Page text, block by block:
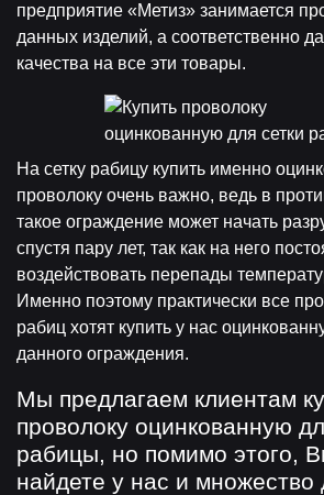
предприятие «Метиз» занимается
данных изделий, а соответственно
качества на все эти товары.
На сетку рабицу купить именно
проволоку очень важно, ведь в
такое ограждение может начать
спустя пару лет, так как на него
воздействовать перепады
Именно поэтому практически все
рабиц хотят купить у нас
данного ограждения.
Мы предлагаем клиентам
проволоку оцинкованную
рабицы, но помимо этого,
найдете у нас и множество